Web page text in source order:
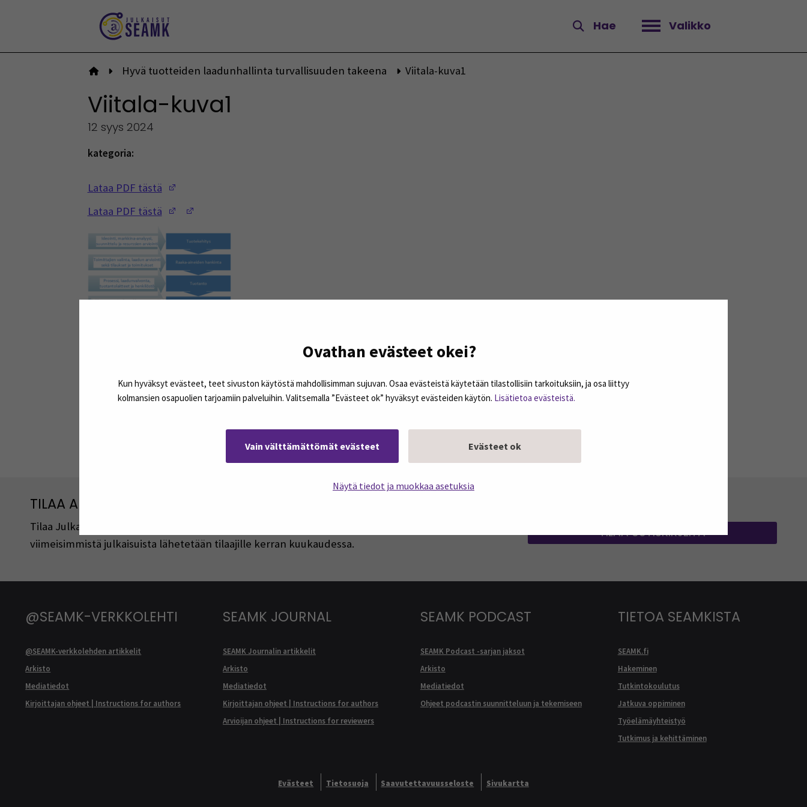
Ovathan evästeet okei?
Kun hyväksyt evästeet, teet sivuston käytöstä mahdollisimman sujuvan. Osaa evästeistä käytetään tilastollisiin tarkoituksiin, ja osa liittyy
kolmansien osapuolien tarjoamiin palveluihin. Valitsemalla ”Evästeet ok” hyväksyt evästeiden käytön. Lisätietoa evästeistä.
Vain välttämättömät evästeet Evästeet ok
Näytä tiedot ja muokkaa asetuksia
Hae Valikko
Avaa valikko
Etusivulle
Hyvä tuotteiden laadunhallinta turvallisuuden takeena Viitala-kuva1
Viitala-kuva1
12 syys 2024
kategoria:
Lataa PDF tästä
Lataa PDF tästä
(Opens in a new window)
TILAA ARTIKKELEITA JA PODCASTEJA
Tilaa Julkaisut@SEAMK -sivuston artikkeleita ja podcasteja omaan sähköpostiisi. Koosteet
viimeisimmistä julkaisuista lähetetään tilaajille kerran kuukaudessa.
TILAA UUTISKIRJEITÄ
@SEAMK-VERKKOLEHTI
@SEAMK-verkkolehden artikkelit
Arkisto
Mediatiedot
Kirjoittajan ohjeet | Instructions for authors
SEAMK JOURNAL
SEAMK Journalin artikkelit
Arkisto
Mediatiedot
Kirjoittajan ohjeet | Instructions for authors
Arvioijan ohjeet | Instructions for reviewers
SEAMK PODCAST
SEAMK Podcast -sarjan jaksot
Arkisto
Mediatiedot
Ohjeet podcastin suunnitteluun ja tekemiseen
TIETOA SEAMKISTA
SEAMK.fi
Hakeminen
Tutkintokoulutus
Jatkuva oppiminen
Työelämäyhteistyö
Tutkimus ja kehittäminen
Evästeet Tietosuoja Saavutettavuusseloste Sivukartta